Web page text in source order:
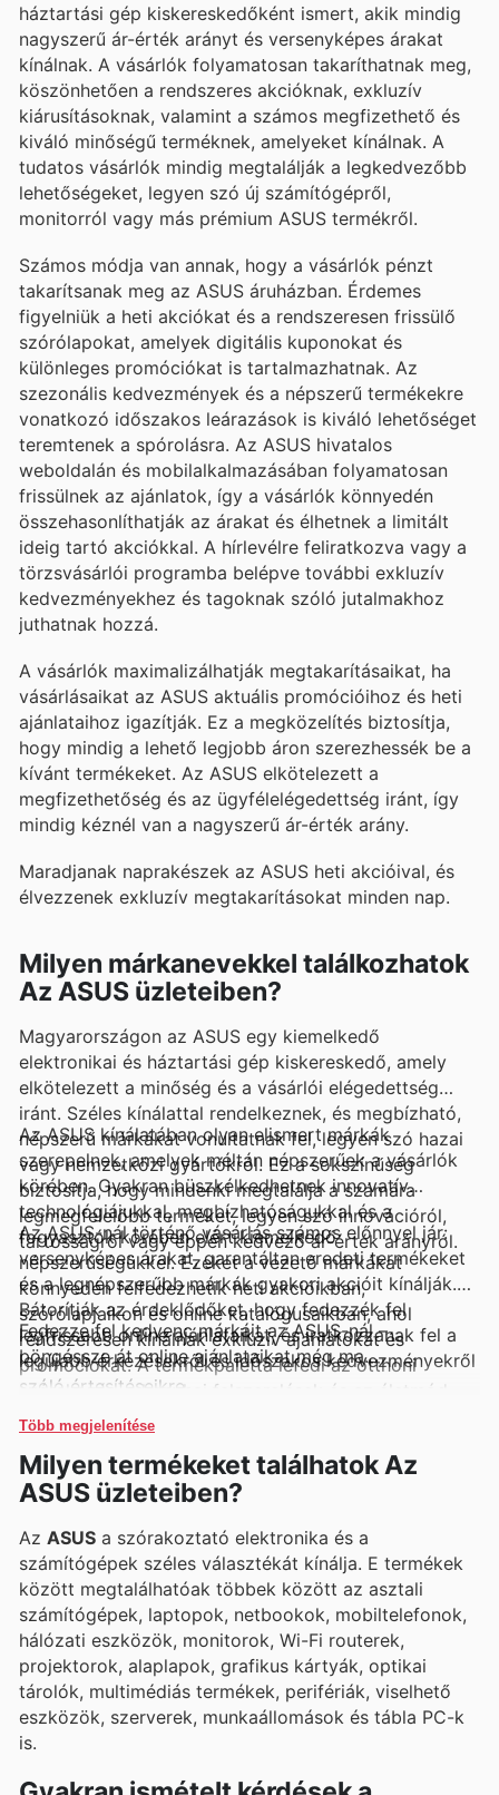
háztartási gép kiskereskedőként ismert, akik mindig
nagyszerű ár-érték arányt és versenyképes árakat
kínálnak. A vásárlók folyamatosan takaríthatnak meg,
köszönhetően a rendszeres akcióknak, exkluzív
kiárusításoknak, valamint a számos megfizethető és
kiváló minőségű terméknek, amelyeket kínálnak. A
tudatos vásárlók mindig megtalálják a legkedvezőbb
lehetőségeket, legyen szó új számítógépről,
monitorról vagy más prémium ASUS termékről.
Számos módja van annak, hogy a vásárlók pénzt
takarítsanak meg az ASUS áruházban. Érdemes
figyelniük a heti akciókat és a rendszeresen frissülő
szórólapokat, amelyek digitális kuponokat és
különleges promóciókat is tartalmazhatnak. Az
szezonális kedvezmények és a népszerű termékekre
vonatkozó időszakos leárazások is kiváló lehetőséget
teremtenek a spórolásra. Az ASUS hivatalos
weboldalán és mobilalkalmazásában folyamatosan
frissülnek az ajánlatok, így a vásárlók könnyedén
összehasonlíthatják az árakat és élhetnek a limitált
ideig tartó akciókkal. A hírlevélre feliratkozva vagy a
törzsvásárlói programba belépve további exkluzív
kedvezményekhez és tagoknak szóló jutalmakhoz
juthatnak hozzá.
A vásárlók maximalizálhatják megtakarításaikat, ha
vásárlásaikat az ASUS aktuális promócióihoz és heti
ajánlataihoz igazítják. Ez a megközelítés biztosítja,
hogy mindig a lehető legjobb áron szerezhessék be a
kívánt termékeket. Az ASUS elkötelezett a
megfizethetőség és az ügyfélelégedettség iránt, így
mindig kéznél van a nagyszerű ár-érték arány.
Maradjanak naprakészek az ASUS heti akcióival, és
élvezzenek exkluzív megtakarításokat minden nap.
Milyen márkanevekkel találkozhatok
Az ASUS üzleteiben?
Magyarországon az ASUS egy kiemelkedő
elektronikai és háztartási gép kiskereskedő, amely
elkötelezett a minőség és a vásárlói elégedettség
iránt. Széles kínálattal rendelkeznek, és megbízható,
népszerű márkákat vonultatnak fel, legyen szó hazai
vagy nemzetközi gyártókról. Ez a sokszínűség
biztosítja, hogy mindenki megtalálja a számára
legmegfelelőbb terméket, legyen szó innovációról,
tartósságról vagy éppen kedvező ár-érték arányról.
Az ASUS kínálatában olyan elismert márkák
szerepelnek, amelyek méltán népszerűek a vásárlók
körében. Gyakran büszkélkedhetnek innovatív
technológiájukkal, megbízhatóságukkal és a
fogyasztók körében elért kiemelkedő
népszerűségükkel. Ezeket a vezető márkákat
könnyedén felfedezhetik heti akcióikban,
szórólapjaikon és online katalógusaikban, ahol
rendszeresen kínálnak exkluzív ajánlatokat és
promóciókat. A termékpaletta lefedi az otthoni
szórakozás, a konyhai felszerelések és az életmód
kategóriák legfrissebb újdonságait, így mindig
naprakészek maradhatnak.
Az ASUS-nál történő vásárlás számos előnnyel jár:
versenyképes árakat, garantáltan eredeti termékeket
és a legnépszerűbb márkák gyakori akcióit kínálják.
Bátorítják az érdeklődőket, hogy fedezzék fel
legfrissebb online ajánlataikat, és iratkozzanak fel a
legújabb érkezésekről és időszakos kedvezményekről
szóló értesítéseikre.
Fedezze fel kedvenc márkáit az ASUS-nál –
böngéssze át online ajánlataikat még ma.
Több megjelenítése
Milyen termékeket találhatok Az
ASUS üzleteiben?
Az ASUS a szórakoztató elektronika és a
számítógépek széles választékát kínálja. E termékek
között megtalálhatóak többek között az asztali
számítógépek, laptopok, netbookok, mobiltelefonok,
hálózati eszközök, monitorok, Wi-Fi routerek,
projektorok, alaplapok, grafikus kártyák, optikai
tárolók, multimédiás termékek, perifériák, viselhető
eszközök, szerverek, munkaállomások és tábla PC-k
is.